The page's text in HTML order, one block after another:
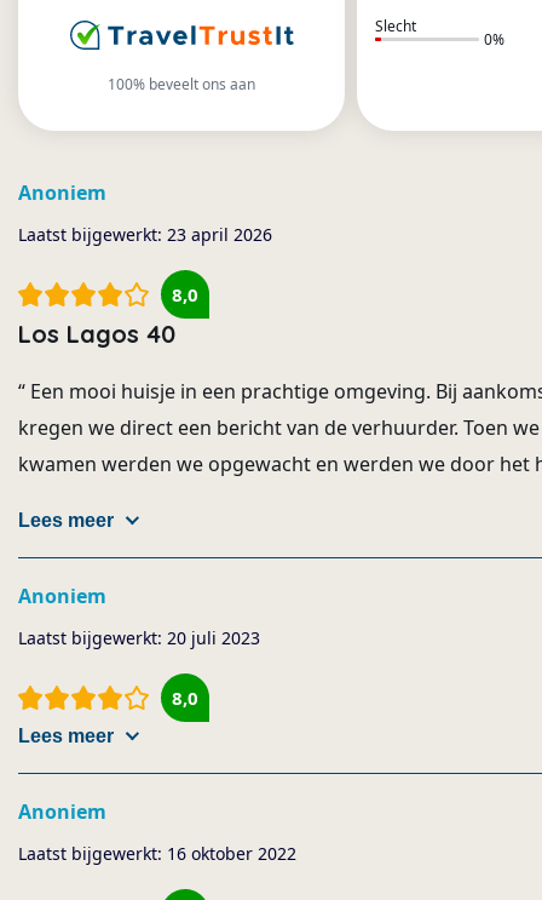
100% beveelt ons aan
Slecht
0%
Anoniem
Laatst bijgewerkt: 23 april 2026
8,0
Los Lagos 40
“ Een mooi huisje in een prachtige omgeving. Bij
kregen we direct een bericht van de verhuurder. Toen
kwamen werden we opgewacht en werden we door het
Lees meer
Anoniem
Laatst bijgewerkt: 20 juli 2023
8,0
Lees meer
Anoniem
Laatst bijgewerkt: 16 oktober 2022